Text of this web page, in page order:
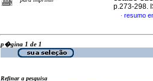
p.273-298.
· resumo
p�gina 1 de 1
Refinar a pesquisa